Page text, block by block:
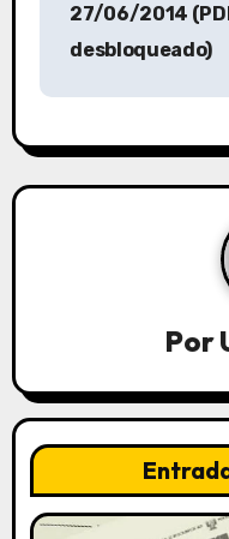
27/06/2014
desbloqueado)
Por